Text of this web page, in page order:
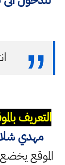
التعريف
مهدي
الموقع